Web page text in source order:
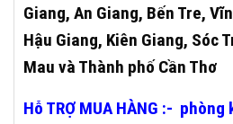
Giang, An Giang, Bến Tre,
Hậu Giang, Kiên Giang, Sóc
Mau và Thành phố Cần Thơ
Hỗ TRỢ MUA HÀNG :-